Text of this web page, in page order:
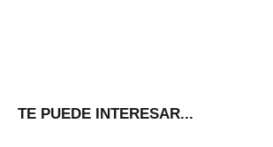
TE PUEDE INTERESAR...